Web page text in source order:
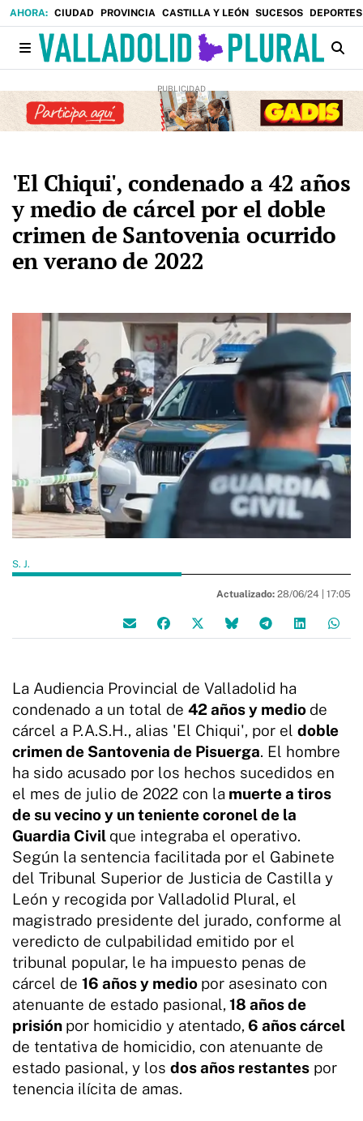
CIUDAD PROVINCIA CASTILLA Y LEÓN SUCESOS DEPORTES
'El Chiqui', condenado a 42 años
y medio de cárcel por el doble
crimen de Santovenia ocurrido
en verano de 2022
S. J.
Actualizado: 28/06/24 | 17:05
La Audiencia Provincial de Valladolid ha
condenado a un total de 42 años y medio de
cárcel a P.A.S.H., alias 'El Chiqui', por el doble
crimen de Santovenia de Pisuerga. El hombre
ha sido acusado por los hechos sucedidos en
el mes de julio de 2022 con la muerte a tiros
de su vecino y un teniente coronel de la
Guardia Civil que integraba el operativo.
Según la sentencia facilitada por el Gabinete
del Tribunal Superior de Justicia de Castilla y
León y recogida por Valladolid Plural, el
magistrado presidente del jurado, conforme al
veredicto de culpabilidad emitido por el
tribunal popular, le ha impuesto penas de
cárcel de 16 años y medio por asesinato con
atenuante de estado pasional, 18 años de
prisión por homicidio y atentado, 6 años cárcel
de tentativa de homicidio, con atenuante de
estado pasional, y los dos años restantes por
tenencia ilícita de amas.